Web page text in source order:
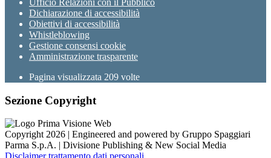
Ufficio Relazioni con il Pubblico
Dichiarazione di accessibilità
Obiettivi di accessibilità
Whistleblowing
Gestione consensi cookie
Amministrazione trasparente
Pagina visualizzata 209 volte
Sezione Copyright
Copyright 2026 | Engineered and powered by Gruppo Spaggiari
Parma S.p.A. | Divisione Publishing & New Social Media